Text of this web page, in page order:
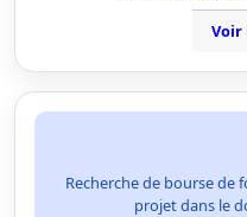
Voir
Recherche de bourse
projet dans le